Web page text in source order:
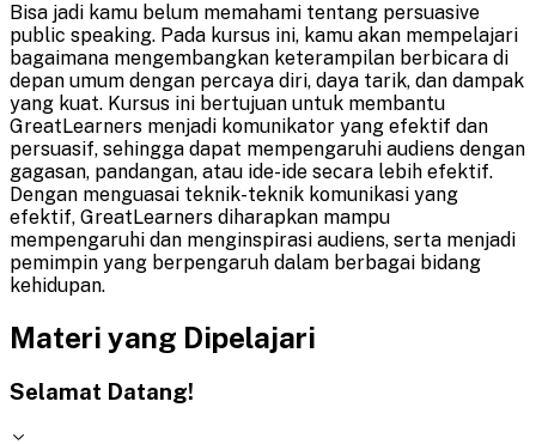
Bisa jadi kamu belum memahami tentang persuasive
public speaking. Pada kursus ini, kamu akan mempelajari
bagaimana mengembangkan keterampilan berbicara di
depan umum dengan percaya diri, daya tarik, dan dampak
yang kuat. Kursus ini bertujuan untuk membantu
GreatLearners menjadi komunikator yang efektif dan
persuasif, sehingga dapat mempengaruhi audiens dengan
gagasan, pandangan, atau ide-ide secara lebih efektif.
Dengan menguasai teknik-teknik komunikasi yang
efektif, GreatLearners diharapkan mampu
mempengaruhi dan menginspirasi audiens, serta menjadi
pemimpin yang berpengaruh dalam berbagai bidang
kehidupan.
Materi yang Dipelajari
Selamat Datang!